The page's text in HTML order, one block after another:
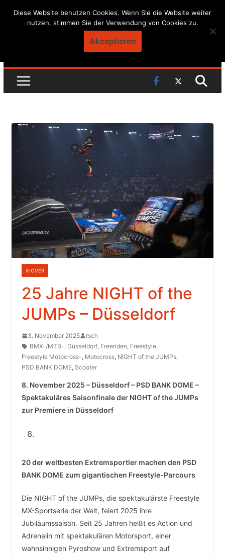
Skip
X-OVER
25 Jahre NIGHT of the
JUMPs – Düsseldorf
3. November 2025
rsch
BMX-/MTB-, Düsseldorf, Freeriden, Freestyle,
Freestyle Motocross-, Motocross, NIGHT of the JUMPs,
PSD BANK DOME, Scooter
8. November 2025 – Düsseldorf – PSD BANK DOME –
Spektakuläres Saisonfinale der NIGHT of the JUMPs
zur Premiere in Düsseldorf
20 der weltbesten Extremsportler machen den PSD
BANK DOME zum gigantischen Freestyle-Parcours
Die NIGHT of the JUMPs, die spektakulärste Freestyle
MX-Sportserie der Welt, feiert 2025 ihre
Jubiläumssaison. Seit 25 Jahren heißt es Action und
Adrenalin mit spektakulären Motorsport, einer
wahnsinnigen Pyroshow und Extremsport auf
Diese Website benutzen Cookies. Wenn Sie die Website weiter
nutzen, stimmen Sie der Verwendung von Cookies zu.
Akzeptieren